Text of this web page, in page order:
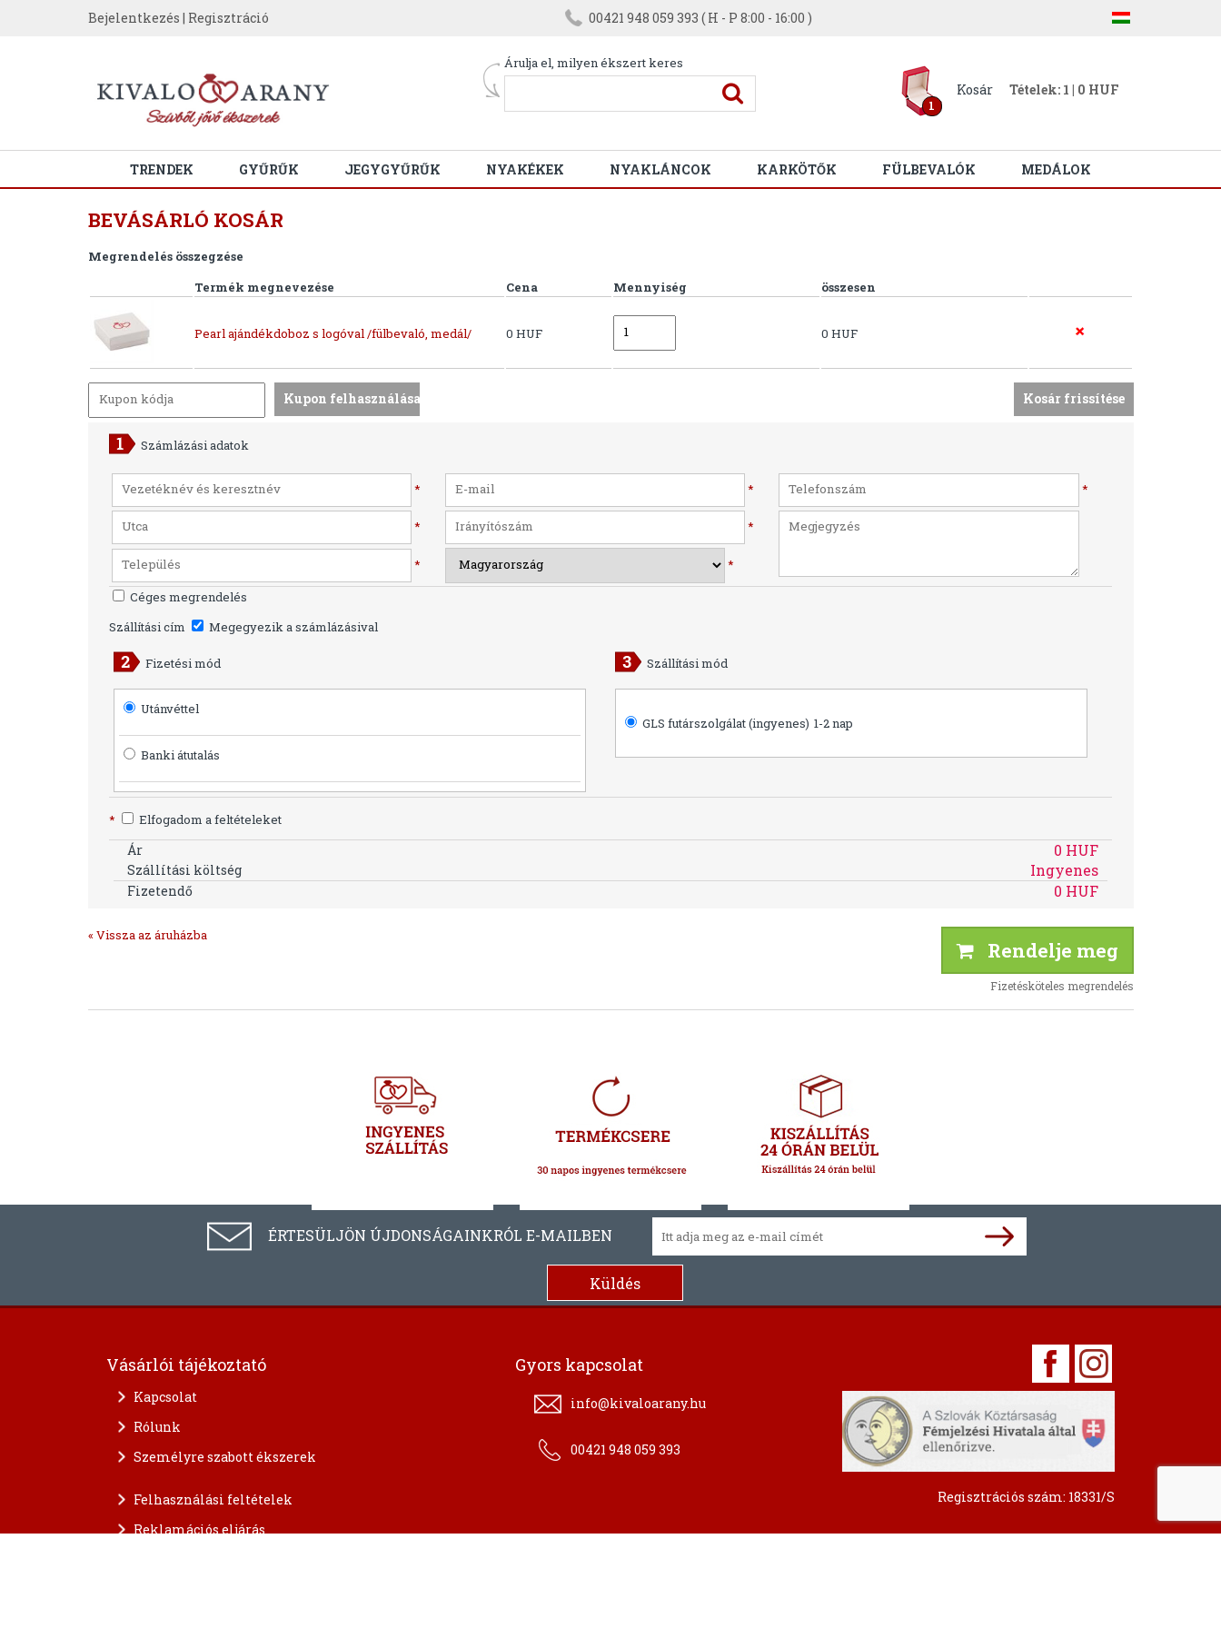
Bejelentkezés | Regisztráció 00421 948 059 393 ( H - P 8:00 - 16:00 )
Árulja el, milyen ékszert keres
1
Kosár Tételek: 1 | 0 HUF
TRENDEK GYŰRŰK JEGYGYŰRŰK NYAKÉKEK NYAKLÁNCOK KARKÖTŐK FÜLBEVALÓK MEDÁLOK
BEVÁSÁRLÓ KOSÁR
Megrendelés összegzése
Termék megnevezése
Cena Mennyiség összesen
Pearl ajándékdoboz s logóval /fülbevaló, medál/ 0 HUF 0 HUF
Számlázási adatok
* * *
* *
*
*
Céges megrendelés
Szállítási cím
Megegyezik a számlázásival
Fizetési mód
Utánvéttel
Banki átutalás
Szállítási mód
GLS futárszolgálat (ingyenes) 1-2 nap
* Elfogadom a feltételeket
Ár 0 HUF
Szállítási költség Ingyenes
Fizetendő 0 HUF
« Vissza az áruházba
Rendelje meg
Fizetésköteles megrendelés
ÉRTESÜLJÖN ÚJDONSÁGAINKRÓL E-MAILBEN
Vásárlói tájékoztató
Kapcsolat
Rólunk
Személyre szabott ékszerek
Felhasználási feltételek
Reklamációs eljárás
Gyors kapcsolat
info@kivaloarany.hu
00421 948 059 393
Regisztrációs szám: 18331/S